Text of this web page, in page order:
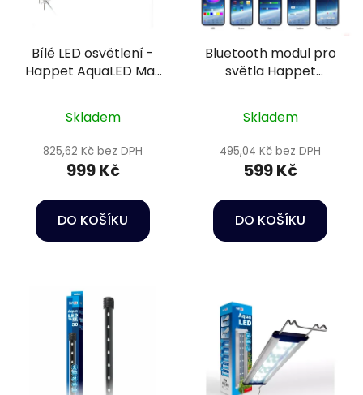
Bílé LED osvětlení -
Happet AquaLED Max
Skladem
825,62 Kč bez DPH
999 Kč
DO KOŠÍKU
Bluetooth modul pro
světla Happet
Skladem
495,04 Kč bez DPH
599 Kč
DO KOŠÍKU